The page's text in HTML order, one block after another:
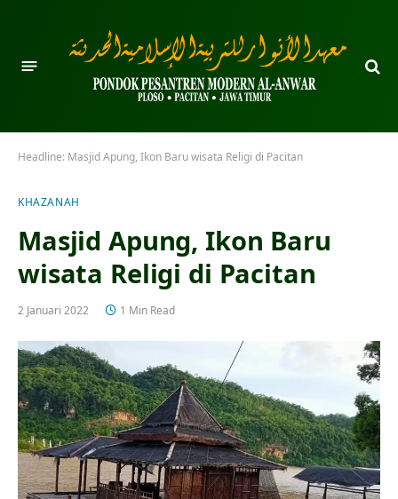
Headline: Masjid Apung, Ikon Baru wisata Religi di Pacitan
KHAZANAH
Masjid Apung, Ikon Baru
wisata Religi di Pacitan
2 Januari 2022 1 Min Read